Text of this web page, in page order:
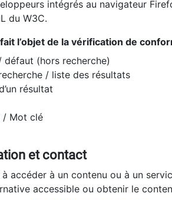
intégrés au navigateur
du W3C.
l’objet de la vérification de
défaut (hors recherche)
/ liste des résultats
résultat
/ Mot clé
et contact
à accéder à un contenu ou à un
accessible ou obtenir le